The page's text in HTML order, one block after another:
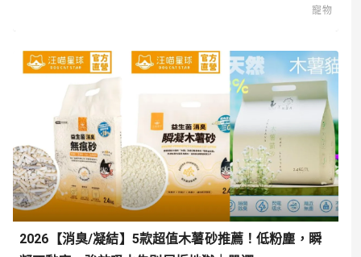
寵物
2026【消臭/凝結】5款超值木薯砂推薦！低粉塵，瞬